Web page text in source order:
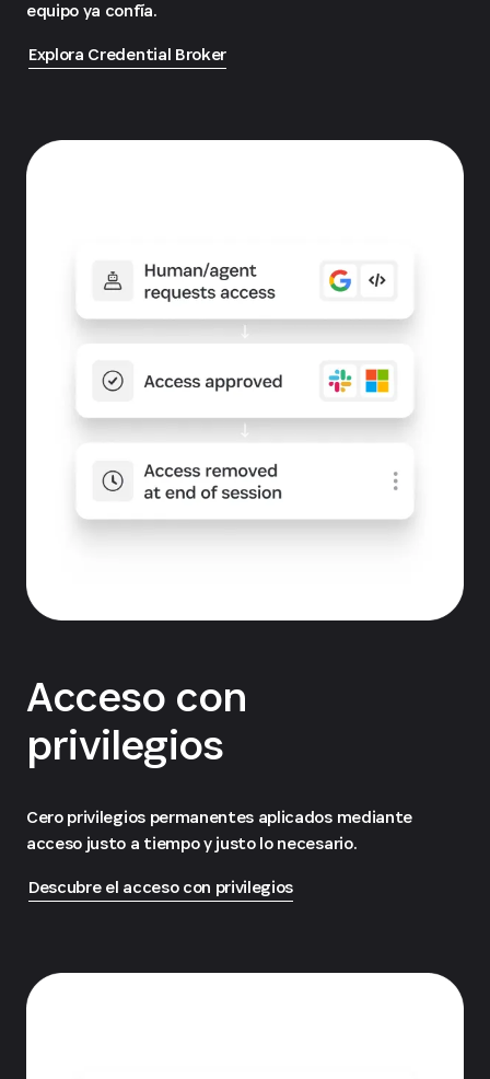
equipo ya confía.
Explora Credential Broker
Acceso con
privilegios
Cero privilegios permanentes aplicados mediante
acceso justo a tiempo y justo lo necesario.
Descubre el acceso con privilegios